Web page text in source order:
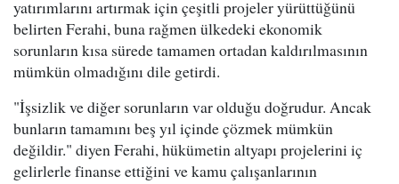
yatırımlarını artırmak için çeşitli projeler yürüttüğünü
belirten Ferahi, buna rağmen ülkedeki ekonomik
sorunların kısa sürede tamamen ortadan kaldırılmasının
mümkün olmadığını dile getirdi.
"İşsizlik ve diğer sorunların var olduğu doğrudur. Ancak
bunların tamamını beş yıl içinde çözmek mümkün
değildir." diyen Ferahi, hükümetin altyapı projelerini iç
gelirlerle finanse ettiğini ve kamu çalışanlarının